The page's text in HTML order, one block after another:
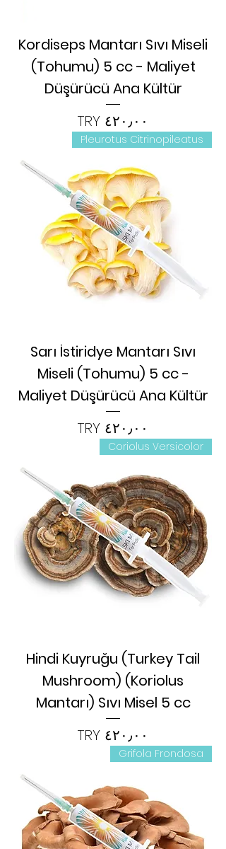
Kordiseps Mantarı Sıvı Miseli
(Tohumu) 5 cc - Maliyet
Düşürücü Ana Kültür
السعر
Pleurotus Citrinopileatus
Sarı İstiridye Mantarı Sıvı
Miseli (Tohumu) 5 cc -
Maliyet Düşürücü Ana Kültür
السعر
Coriolus Versicolor
Hindi Kuyruğu (Turkey Tail
Mushroom) (Koriolus
Mantarı) Sıvı Misel 5 cc
السعر
Grifola Frondosa